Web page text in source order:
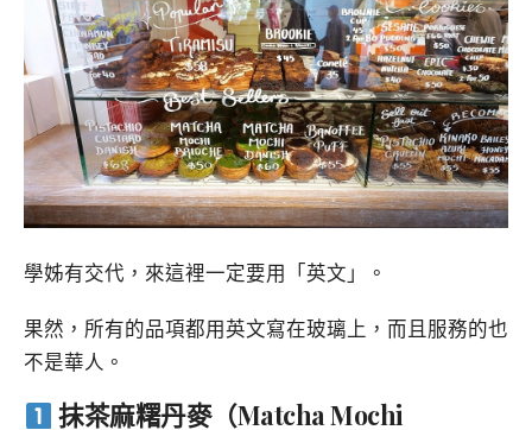
學姊有交代，來這裡一定要用「英文」。
果然，所有的品項都用英文寫在玻璃上，而且服務的也
不是華人。
抹茶麻糬丹麥（Matcha Mochi